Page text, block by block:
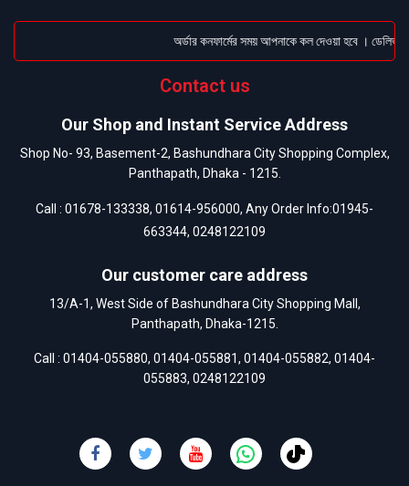
অর্ডার কনফার্মের সময় আপনাকে কল দেওয়া হবে ।
Contact us
Our Shop and Instant Service Address
Shop No- 93, Basement-2, Bashundhara City Shopping Complex,
Panthapath, Dhaka - 1215.
Call : 01678-133338, 01614-956000, Any Order Info:01945-
663344, 0248122109
Our customer care address
13/A-1, West Side of Bashundhara City Shopping Mall,
Panthapath, Dhaka-1215.
Call : 01404-055880, 01404-055881, 01404-055882, 01404-
055883, 0248122109